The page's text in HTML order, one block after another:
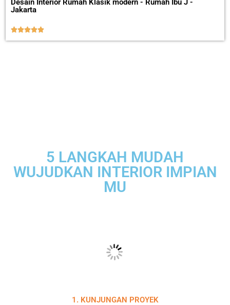
Desain Interior Rumah Klasik modern - Rumah Ibu J -
Jakarta

5 LANGKAH MUDAH
WUJUDKAN INTERIOR IMPIAN
MU
1. KUNJUNGAN PROYEK